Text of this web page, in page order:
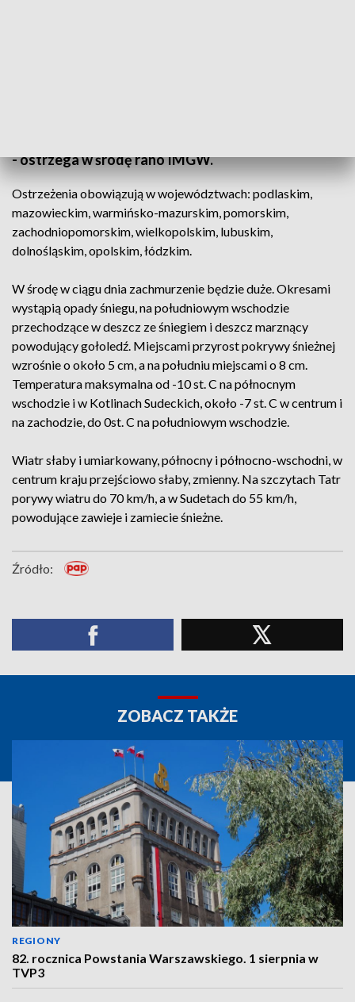
- ostrzega w środę rano IMGW.
Ostrzeżenia obowiązują w województwach: podlaskim,
mazowieckim, warmińsko-mazurskim, pomorskim,
zachodniopomorskim, wielkopolskim, lubuskim,
dolnośląskim, opolskim, łódzkim.
W środę w ciągu dnia zachmurzenie będzie duże. Okresami
wystąpią opady śniegu, na południowym wschodzie
przechodzące w deszcz ze śniegiem i deszcz marznący
powodujący gołoledź. Miejscami przyrost pokrywy śnieżnej
wzrośnie o około 5 cm, a na południu miejscami o 8 cm.
Temperatura maksymalna od -10 st. C na północnym
wschodzie i w Kotlinach Sudeckich, około -7 st. C w centrum i
na zachodzie, do 0st. C na południowym wschodzie.
Wiatr słaby i umiarkowany, północny i północno-wschodni, w
centrum kraju przejściowo słaby, zmienny. Na szczytach Tatr
porywy wiatru do 70 km/h, a w Sudetach do 55 km/h,
powodujące zawieje i zamiecie śnieżne.
Źródło:
ZOBACZ TAKŻE
REGIONY
82. rocznica Powstania Warszawskiego. 1 sierpnia w
TVP3